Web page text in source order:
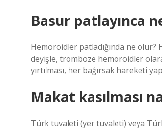
Basur patlayınca
Hemoroidler patladığında ne olur?
deyişle, tromboze hemoroidler
yırtılması, her bağırsak hareketi
Makat kasılması
Türk tuvaleti (yer tuvaleti) veya